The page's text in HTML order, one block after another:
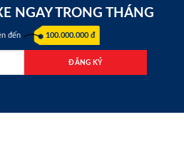
NGAY TRONG THÁNG
đến 100.000.000 đ